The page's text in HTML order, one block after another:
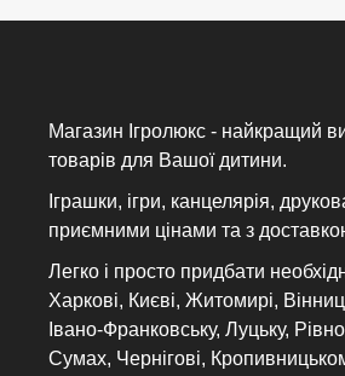
Магазин Ігролюкс - найкращий
товарів для Вашої дитини.
Іграшки, ігри, канцелярія,
приємними цінами та з
Легко і просто придбати
Харкові, Києві, Житомирі,
Івано-Франковську, Луцьку,
Сумах, Чернігові,